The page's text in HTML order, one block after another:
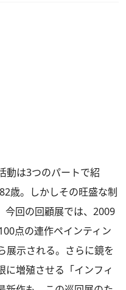
動は3つのパートで紹
歳。しかしその旺盛な制
今回の回顧展では、2009
点の連作ペインティン
展示される。さらに鏡を
に増殖させる「インフィ